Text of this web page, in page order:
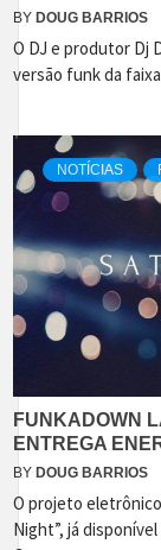
BY DOUG BARRIOS
O DJ e produtor Dj
versão funk da
NOTÍCIAS
FUNKADOWN
ENTREGA
BY DOUG BARRIOS
O projeto
Night”, já